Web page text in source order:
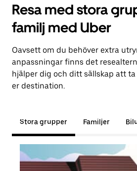
Resa med stora
familj med Uber
Oavsett om du behöver extra
anpassningar finns det
hjälper dig och ditt sällskap att ta
er destination.
Stora grupper Familjer